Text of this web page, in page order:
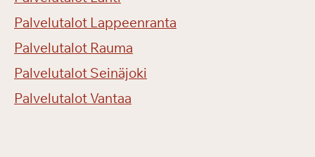
Palvelutalot Lappeenranta
Palvelutalot Rauma
Palvelutalot Seinäjoki
Palvelutalot Vantaa